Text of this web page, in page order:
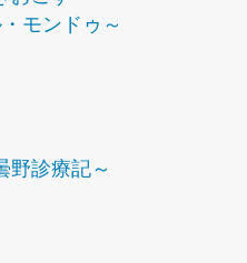
モンドゥ～
野診療記～